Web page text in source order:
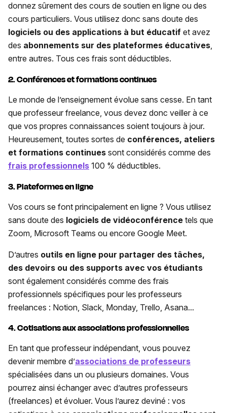
donnez sûrement des cours de soutien en ligne ou des
cours particuliers. Vous utilisez donc sans doute des
logiciels ou des applications à but éducatif et avez
des abonnements sur des plateformes éducatives,
entre autres. Tous ces frais sont déductibles.
2. Conférences et formations continues
Le monde de l’enseignement évolue sans cesse. En tant
que professeur freelance, vous devez donc veiller à ce
que vos propres connaissances soient toujours à jour.
Heureusement, toutes sortes de conférences, ateliers
et formations continues sont considérés comme des
frais professionnels 100 % déductibles.
3. Plateformes en ligne
Vos cours se font principalement en ligne ? Vous utilisez
sans doute des logiciels de vidéoconférence tels que
Zoom, Microsoft Teams ou encore Google Meet.
D’autres outils en ligne pour partager des tâches,
des devoirs ou des supports avec vos étudiants
sont également considérés comme des frais
professionnels spécifiques pour les professeurs
freelances : Notion, Slack, Monday, Trello, Asana...
4. Cotisations aux associations professionnelles
En tant que professeur indépendant, vous pouvez
devenir membre d’associations de professeurs
spécialisées dans un ou plusieurs domaines. Vous
pourrez ainsi échanger avec d’autres professeurs
(freelances) et évoluer. Vous l’aurez deviné : vos